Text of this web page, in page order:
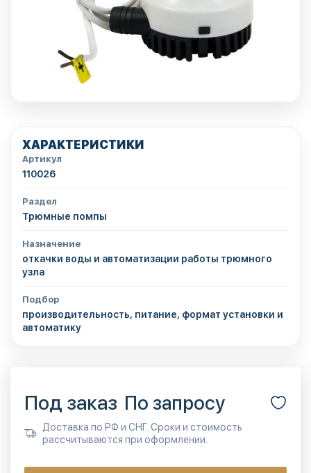
ХАРАКТЕРИСТИКИ
Артикул
110026
Раздел
Трюмные помпы
Назначение
откачки воды и автоматизации работы трюмного
узла
Подбор
производительность, питание, формат установки и
автоматику
Под заказ По запросу
Доставка по РФ и СНГ. Сроки и стоимость
рассчитываются при оформлении.